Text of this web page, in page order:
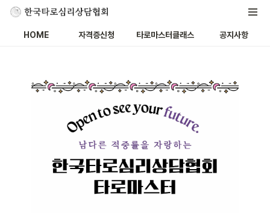
HOME 자격증신청 타로마스터클래스 공지사항